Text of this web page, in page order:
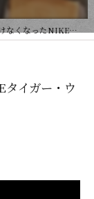
タイガー・ウッズモデル...
イガー・ウ